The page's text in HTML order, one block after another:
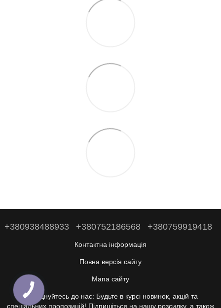
+380938488933 +380752186568 +380759919418
Контактна інформація
Повна версія сайту
Мапа сайту
Приєднуйтесь до нас: Будьте в курсі новинок, акцій та
спеціальних пропозицій! Підпишіться на нашу розсилку, а також